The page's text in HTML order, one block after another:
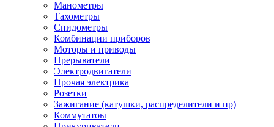
Манометры
Тахометры
Спидометры
Комбинации приборов
Моторы и приводы
Прерыватели
Электродвигатели
Прочая электрика
Розетки
Зажигание (катушки, распределители и пр)
Коммутатоы